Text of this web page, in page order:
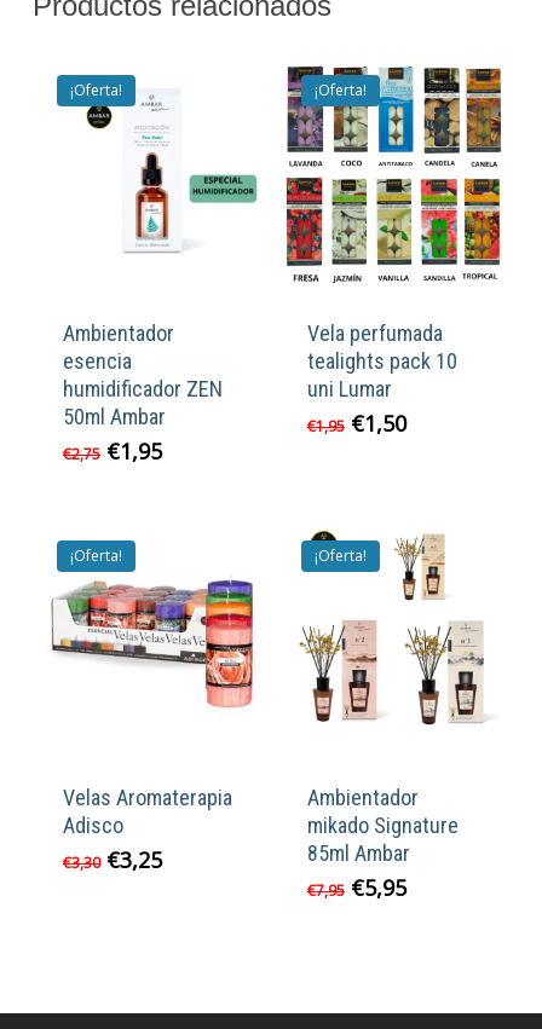
¡Oferta!
Ambientador
esencia
humidificador ZEN
50ml Ambar
€2,75 El
€2,75.
€1,95El
¡Oferta!
Vela perfumada
tealights pack 10
uni Lumar
€1,95 El
€1,50El
€1,50.
¡Oferta!
Velas Aromaterapia
Adisco
€3,30 El
€3,25El
¡Oferta!
Ambientador
mikado Signature
85ml Ambar
€7,95 El
€5,95El